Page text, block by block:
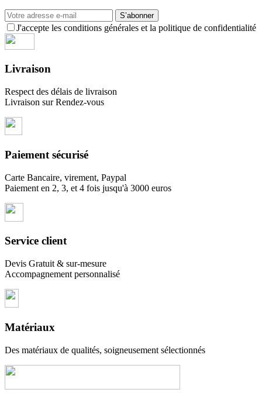
S’abonner
J'accepte les conditions générales et la politique de confidentialité
Livraison
Respect des délais de livraison
Livraison sur Rendez-vous
Paiement sécurisé
Carte Bancaire, virement, Paypal
Paiement en 2, 3, et 4 fois jusqu'à 3000 euros
Service client
Devis Gratuit & sur-mesure
Accompagnement personnalisé
Matériaux
Des matériaux de qualités, soigneusement sélectionnés